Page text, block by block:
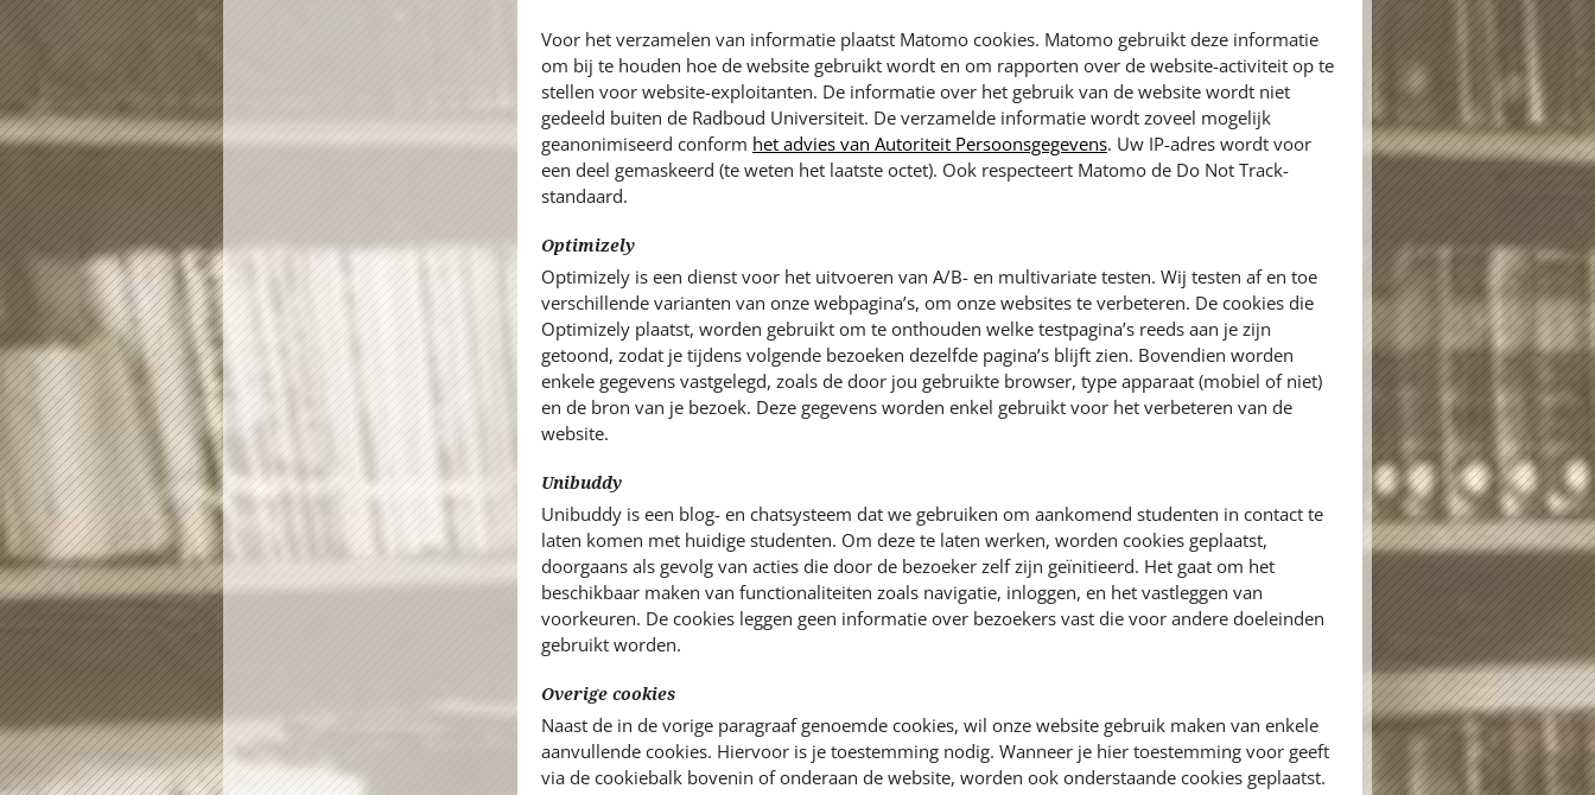
Voor het verzamelen van informatie plaatst Matomo cookies. Matomo gebruikt deze informatie
om bij te houden hoe de website gebruikt wordt en om rapporten over de website-activiteit op te
stellen voor website-exploitanten. De informatie over het gebruik van de website wordt niet
gedeeld buiten de Radboud Universiteit. De verzamelde informatie wordt zoveel mogelijk
geanonimiseerd conform het advies van Autoriteit Persoonsgegevens. Uw IP-adres wordt voor
een deel gemaskeerd (te weten het laatste octet). Ook respecteert Matomo de Do Not Track-
standaard.
Optimizely
Optimizely is een dienst voor het uitvoeren van A/B- en multivariate testen. Wij testen af en toe
verschillende varianten van onze webpagina’s, om onze websites te verbeteren. De cookies die
Optimizely plaatst, worden gebruikt om te onthouden welke testpagina’s reeds aan je zijn
getoond, zodat je tijdens volgende bezoeken dezelfde pagina’s blijft zien. Bovendien worden
enkele gegevens vastgelegd, zoals de door jou gebruikte browser, type apparaat (mobiel of niet)
en de bron van je bezoek. Deze gegevens worden enkel gebruikt voor het verbeteren van de
website.
Unibuddy
Unibuddy is een blog- en chatsysteem dat we gebruiken om aankomend studenten in contact te
laten komen met huidige studenten. Om deze te laten werken, worden cookies geplaatst,
doorgaans als gevolg van acties die door de bezoeker zelf zijn geïnitieerd. Het gaat om het
beschikbaar maken van functionaliteiten zoals navigatie, inloggen, en het vastleggen van
voorkeuren. De cookies leggen geen informatie over bezoekers vast die voor andere doeleinden
gebruikt worden.
Overige cookies
Naast de in de vorige paragraaf genoemde cookies, wil onze website gebruik maken van enkele
aanvullende cookies. Hiervoor is je toestemming nodig. Wanneer je hier toestemming voor geeft
via de cookiebalk bovenin of onderaan de website, worden ook onderstaande cookies geplaatst.